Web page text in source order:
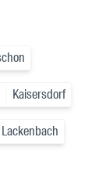
Kaisersdorf
Lackenbach